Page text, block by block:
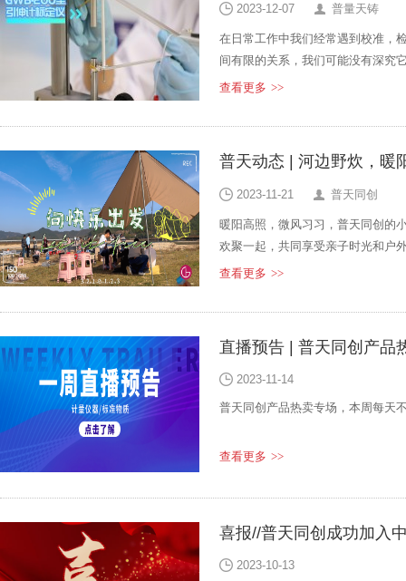
2023-12-07 普量天铸
在日常工作中我们经常遇到校准，
间有限的关系，我们可能没有深究
的异同点，让大家在今后的工作中
查看更多 >>
普天动态 | 河边野炊，暖
2023-11-21 普天同创
暖阳高照，微风习习，普天同创的
欢聚一起，共同享受亲子时光和户
查看更多 >>
直播预告 | 普天同创产品
2023-11-14
普天同创产品热卖专场，本周每天
查看更多 >>
喜报//普天同创成功加入
2023-10-13